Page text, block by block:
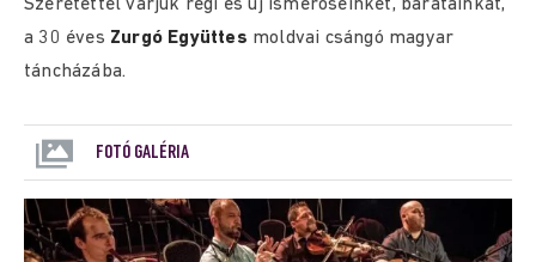
Szeretettel várjuk régi és új ismerőseinket, barátainkat,
a 30 éves Zurgó Együttes moldvai csángó magyar
táncházába.
FOTÓ GALÉRIA